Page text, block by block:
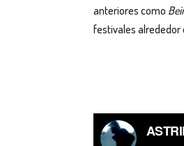
anteriores como
festivales alrededor